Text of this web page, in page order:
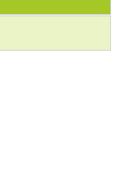
る日本の法令、その